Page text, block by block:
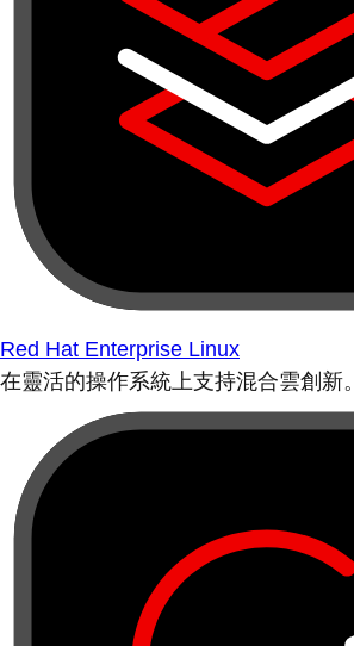
Red Hat Enterprise Linux
在靈活的操作系統上支持混合雲創新。